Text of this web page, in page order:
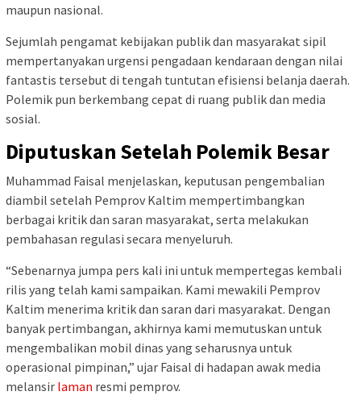
maupun nasional.
Sejumlah pengamat kebijakan publik dan masyarakat sipil
mempertanyakan urgensi pengadaan kendaraan dengan nilai
fantastis tersebut di tengah tuntutan efisiensi belanja daerah.
Polemik pun berkembang cepat di ruang publik dan media
sosial.
Diputuskan Setelah Polemik Besar
Muhammad Faisal menjelaskan, keputusan pengembalian
diambil setelah Pemprov Kaltim mempertimbangkan
berbagai kritik dan saran masyarakat, serta melakukan
pembahasan regulasi secara menyeluruh.
“Sebenarnya jumpa pers kali ini untuk mempertegas kembali
rilis yang telah kami sampaikan. Kami mewakili Pemprov
Kaltim menerima kritik dan saran dari masyarakat. Dengan
banyak pertimbangan, akhirnya kami memutuskan untuk
mengembalikan mobil dinas yang seharusnya untuk
operasional pimpinan,” ujar Faisal di hadapan awak media
melansir laman resmi pemprov.